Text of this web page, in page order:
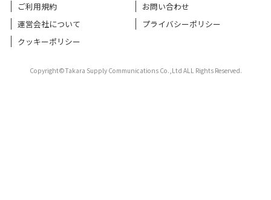
ご利用規約
お問い合わせ
運営会社について
プライバシーポリシー
クッキーポリシー
Copyright©Takara Supply Communications Co.,Ltd ALL Rights Reserved.